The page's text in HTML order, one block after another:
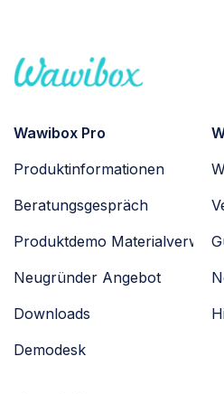
Wawibox Pro
Produktinformationen
Beratungsgespräch
Produktdemo
Neugründer Angebot
Downloads
Demodesk